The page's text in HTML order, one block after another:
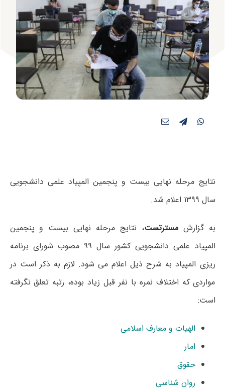
نتایج مرحله نهایی بیست و پنجمین المپیاد علمی دانشجویی
سال ۱۳۹۹ اعلام شد.
به گزارشمسترتست، نتایج مرحله نهایی بیست و پنجمین
المپیاد علمی دانشجویی کشور سال ۹۹ مصوب شورای برنامه
ریزی المپیاد به شرح ذیل اعلام می شود. لازم به ذکر است در
مواردی که اختلاف نمره با نفر قبل زیاد بوده، رتبه تعلق نگرفته
است:
الهیات و معارف اسلامی
امار
حقوق
روان شناسی